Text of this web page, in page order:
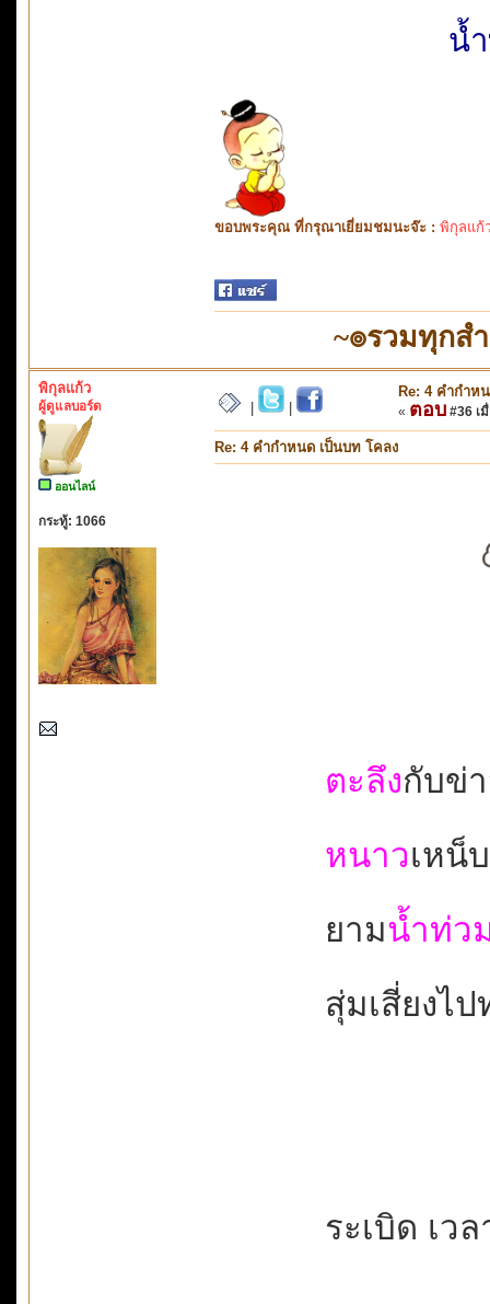
น้
ขอบพระคุณ ที่กรุณาเยี่ยมชมนะจ๊ะ : พิกุลแก้
~๏รวมทุกส
พิกุลแก้ว
ผู้ดูแลบอร์ด
ออนไลน์
กระทู้: 1066
Re: 4 คำกำห
« ตอบ #36 เ
Re: 4 คำกำหนด เป็นบท โคลง
ตะลึงกับข่
หนาวเหน็
ยามน้ำท่ว
สุ่มเสี่ยงไ
ระเบิด เว